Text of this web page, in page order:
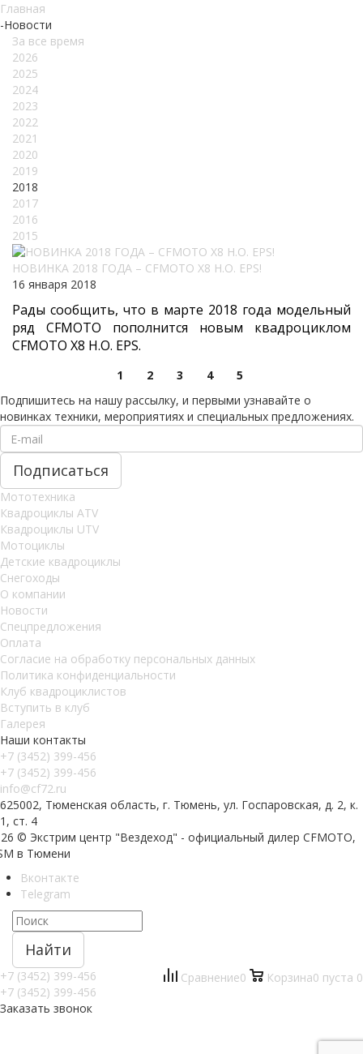
Главная
-Новости
За все время
2026
2025
2024
2023
2022
2021
2020
2019
2018
2017
2016
2015
НОВИНКА 2018 ГОДА – CFMOTO X8 H.O. EPS!
16 января 2018
Рады сообщить, что в марте 2018 года модельный
ряд CFMOTO пополнится новым квадроциклом
CFMOTO X8 H.O. EPS.
1 2 3 4
5
Подпишитесь на нашу рассылку, и первыми узнавайте о
новинках техники, мероприятиях и специальных предложениях.
Мототехника
Квадроциклы ATV
Квадроциклы UTV
Мотоциклы
Детские квадроциклы
Снегоходы
О компании
Новости
Спецпредложения
Оплата
Согласие на обработку персональных данных
Политика конфиденциальности
Клуб квадроциклистов
Вступить в клуб
Галерея
Наши контакты
+7 (3452) 399-456
+7 (3452) 399-456
info@cf72.ru
625002, Тюменская область, г. Тюмень, ул. Госпаровская, д. 2, к.
1, ст. 4
© Экстрим центр "Вездеход" - официальный дилер CFMOTO,
в Тюмени
Вконтакте
Telegram
Найти
+7 (3452) 399-456
+7 (3452) 399-456
Заказать звонок
Сравнение0 Корзина0 пуста 0